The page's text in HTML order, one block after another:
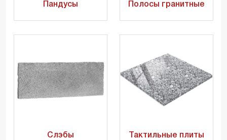
Пандусы Полосы гранитные
Слэбы Тактильные плиты